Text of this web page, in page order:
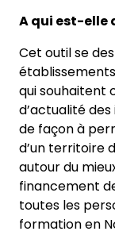
A qui est-elle
Cet outil se
qui souhaitent
d’actualité
de façon à
d’un territoire
autour du
financement
toutes les
formation en